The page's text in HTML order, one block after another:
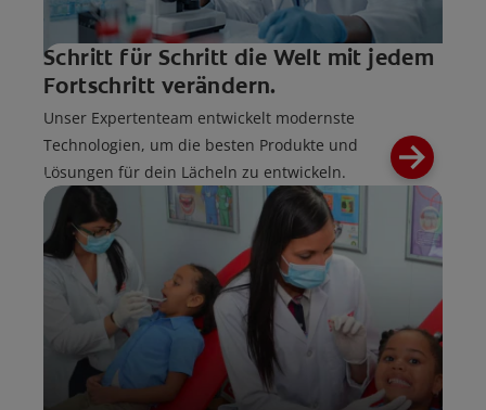
Schritt für Schritt die Welt mit jedem
Fortschritt verändern.
Unser Expertenteam entwickelt modernste
Technologien, um die besten Produkte und
Lösungen für dein Lächeln zu entwickeln.